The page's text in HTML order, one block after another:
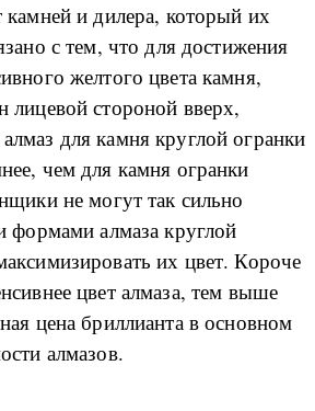
камней и дилера, который их
с тем, что для достижения
желтого цвета камня,
лицевой стороной вверх,
для камня круглой огранки
чем для камня огранки
не могут так сильно
формами алмаза круглой
их цвет. Короче
цвет алмаза, тем выше
цена бриллианта в основном
алмазов.